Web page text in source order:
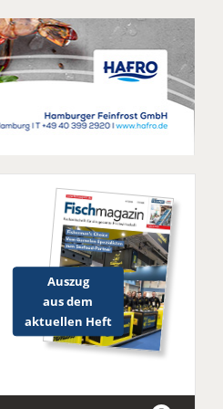
Auszug
aus dem
aktuellen Heft